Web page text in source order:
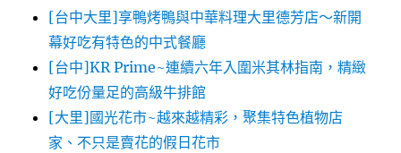
[台中大里]享鴨烤鴨與中華料理大里德芳店～新開
幕好吃有特色的中式餐廳
[台中]KR Prime~連續六年入圍米其林指南，精緻
好吃份量足的高級牛排館
[大里]國光花市~越來越精彩，聚集特色植物店
家、不只是賣花的假日花市